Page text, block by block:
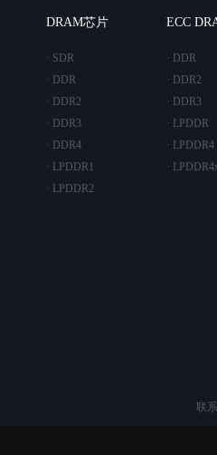
DRAM芯片
· SDR
· DDR
· DDR2
· DDR3
· DDR4
· LPDDR1
· LPDDR2
ECC
· DDR
· DDR2
· DDR3
· LPDDR
· LPDDR4
·
联